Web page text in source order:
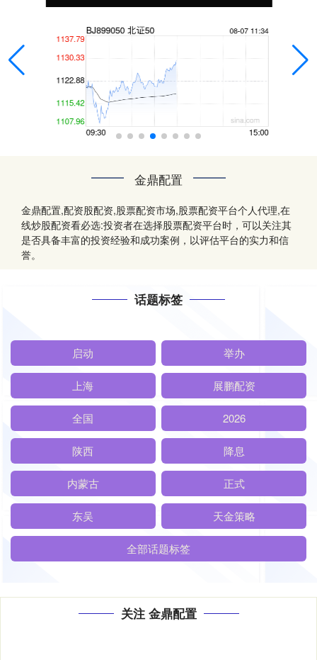
金鼎配置
金鼎配置,配资股配资,股票配资市场,股票配资平台个人代理,在
线炒股配资看必选:投资者在选择股票配资平台时，可以关注其
是否具备丰富的投资经验和成功案例，以评估平台的实力和信
誉。
话题标签
启动 举办
上海 展鹏配资
全国 2026
陕西 降息
内蒙古 正式
东吴 天金策略
全部话题标签
关注 金鼎配置